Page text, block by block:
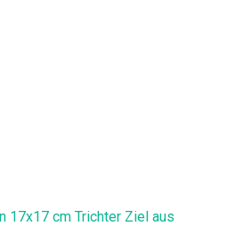
17x17 cm Trichter Ziel aus